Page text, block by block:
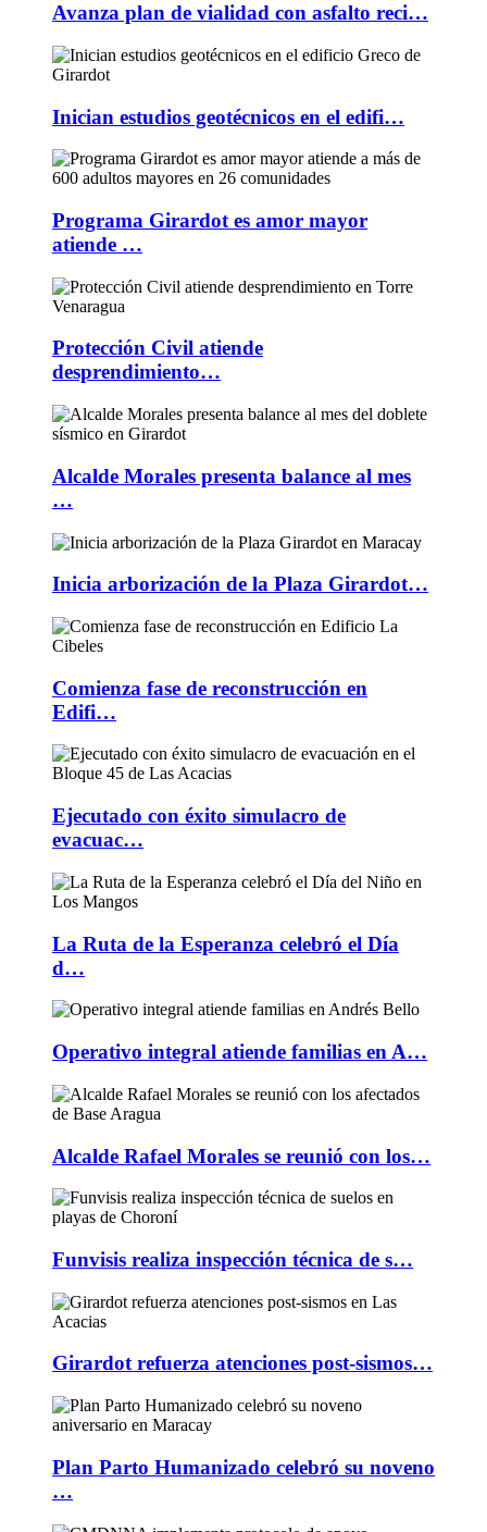
Avanza plan de vialidad con asfalto reci…
Inician estudios geotécnicos en el edifi…
Programa Girardot es amor mayor
atiende …
Protección Civil atiende
desprendimiento…
Alcalde Morales presenta balance al mes
…
Inicia arborización de la Plaza Girardot…
Comienza fase de reconstrucción en
Edifi…
Ejecutado con éxito simulacro de
evacuac…
La Ruta de la Esperanza celebró el Día
d…
Operativo integral atiende familias en A…
Alcalde Rafael Morales se reunió con los…
Funvisis realiza inspección técnica de s…
Girardot refuerza atenciones post-sismos…
Plan Parto Humanizado celebró su noveno
…